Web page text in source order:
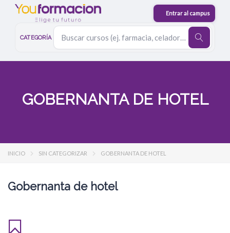
CATEGORÍA
GOBERNANTA DE HOTEL
INICIO SIN CATEGORIZAR GOBERNANTA DE HOTEL
Gobernanta de hotel